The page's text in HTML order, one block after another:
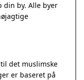
din by. Alle byer
det muslimske
er baseret på